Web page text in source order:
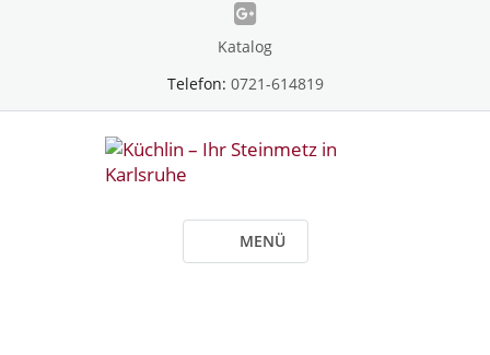
Katalog
Telefon: 0721-614819
MENÜ